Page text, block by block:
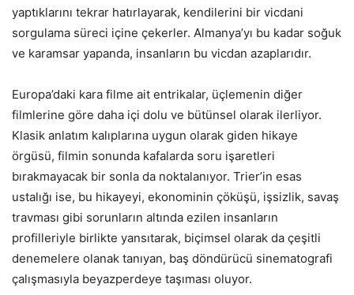
yaptıklarını tekrar hatırlayarak, kendilerini bir vicdani
sorgulama süreci içine çekerler. Almanya’yı bu kadar soğuk
ve karamsar yapanda, insanların bu vicdan azaplarıdır.
Europa’daki kara filme ait entrikalar, üçlemenin diğer
filmlerine göre daha içi dolu ve bütünsel olarak ilerliyor.
Klasik anlatım kalıplarına uygun olarak giden hikaye
örgüsü, filmin sonunda kafalarda soru işaretleri
bırakmayacak bir sonla da noktalanıyor. Trier’in esas
ustalığı ise, bu hikayeyi, ekonominin çöküşü, işsizlik, savaş
travması gibi sorunların altında ezilen insanların
profilleriyle birlikte yansıtarak, biçimsel olarak da çeşitli
denemelere olanak tanıyan, baş döndürücü sinematografi
çalışmasıyla beyazperdeye taşıması oluyor.